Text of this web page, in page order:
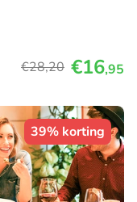
€28,20 €16,95
39% korting